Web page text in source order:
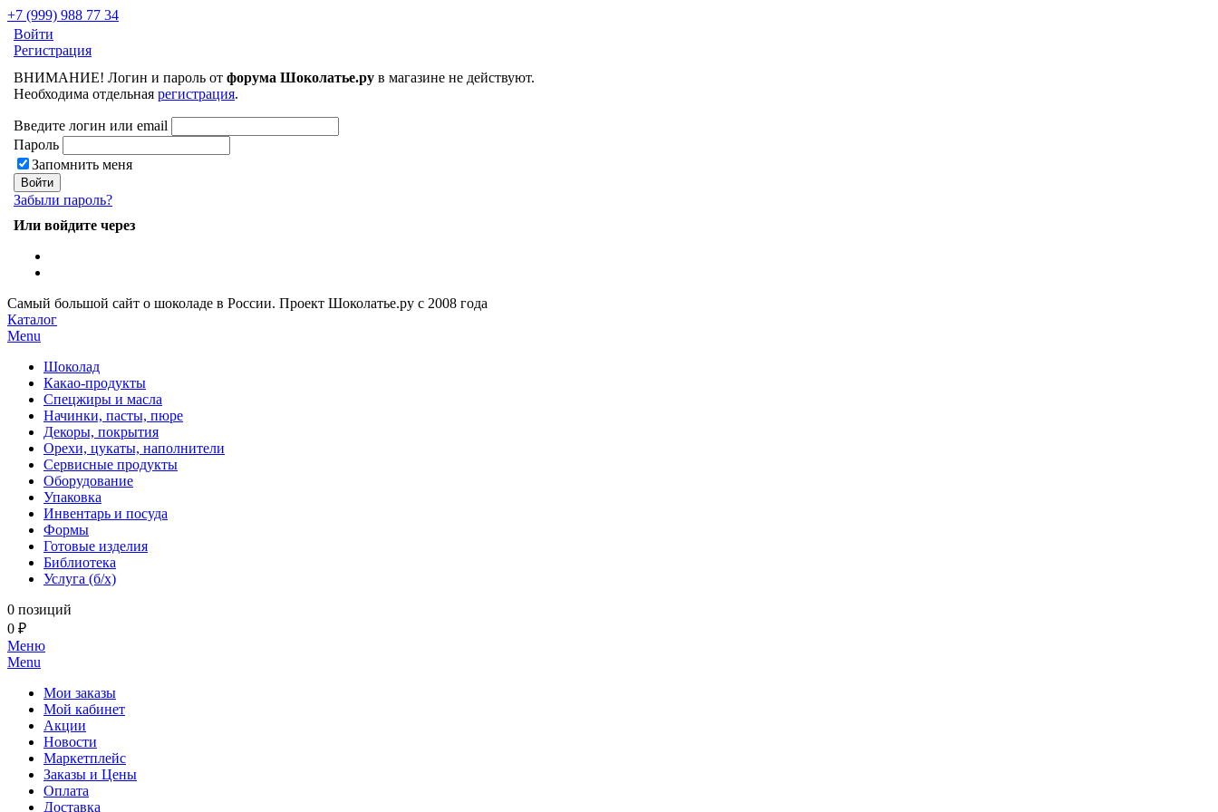
+7 (999) 988 77 34
Войти
Регистрация
ВНИМАНИЕ! Логин и пароль от форума Шоколатье.ру в магазине не действуют.
Необходима отдельная регистрация.
Введите логин или email
Пароль
Запомнить меня
Забыли пароль?
Или войдите через
Самый большой сайт о шоколаде в России. Проект Шоколатье.ру с 2008 года
Каталог
Menu
Шоколад
Какао-продукты
Спецжиры и масла
Начинки, пасты, пюре
Декоры, покрытия
Орехи, цукаты, наполнители
Сервисные продукты
Оборудование
Упаковка
Инвентарь и посуда
Формы
Готовые изделия
Библиотека
Услуга (б/х)
0 позиций
0 ₽
Меню
Menu
Мои заказы
Мой кабинет
Акции
Новости
Маркетплейс
Заказы и Цены
Оплата
Доставка